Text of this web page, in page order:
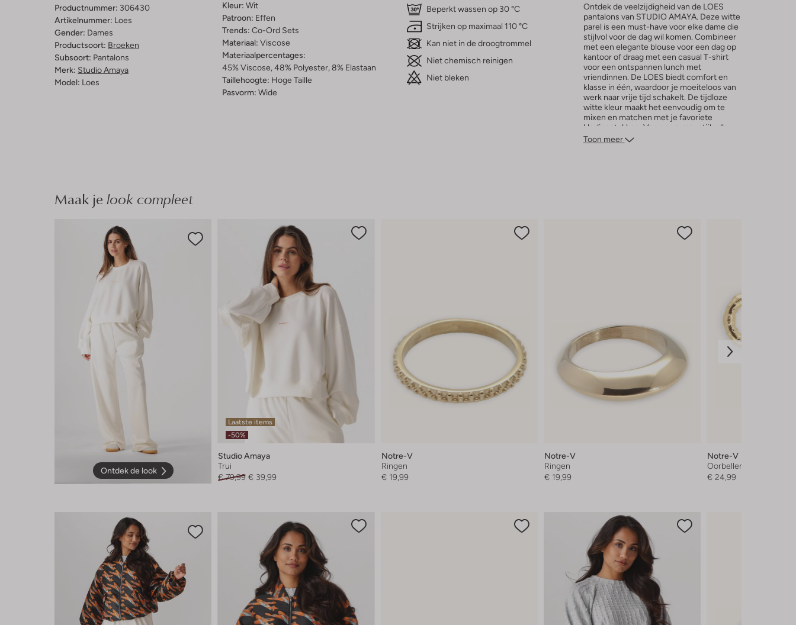
Productnummer: 306430
Artikelnummer: Loes
Gender: Dames
Productsoort: Broeken
Subsoort: Pantalons
Merk: Studio Amaya
Model: Loes
Kleur: Wit
Patroon: Effen
Trends: Co-Ord Sets
Materiaal: Viscose
Materiaalpercentages:
45% Viscose, 48% Polyester, 8% Elastaan
Taillehoogte: Hoge Taille
Pasvorm: Wide
Beperkt wassen op 30 °C
Strijken op maximaal 110 °C
Kan niet in de droogtrommel
Niet chemisch reinigen
Niet bleken
Ontdek de veelzijdigheid van de LOES
pantalons van STUDIO AMAYA. Deze witte
parel is een must-have voor elke dame die
stijlvol voor de dag wil komen. Combineer
met een elegante blouse voor een dag op
kantoor of draag met een casual T-shirt
voor een ontspannen lunch met
vriendinnen. De LOES biedt comfort en
klasse in één, waardoor je moeiteloos van
werk naar vrije tijd schakelt. De tijdloze
witte kleur maakt het eenvoudig om te
mixen en matchen met je favoriete
kledingstukken. Voeg een paar stijlvolle
hakken toe en je bent klaar om te stralen.
Toon meer
Maak je look compleet
Ontdek de look
Laatste items
-50%
Studio Amaya
Trui
€ 79,99 € 39,99
Notre-V
Ringen
€ 19,99
Notre-V
Ringen
€ 19,99
Notre-V
Oorbellen
€ 24,99